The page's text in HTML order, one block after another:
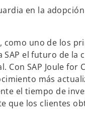
en la
como uno de los
el futuro de la
SAP Joule for
más
el tiempo de
que los clientes